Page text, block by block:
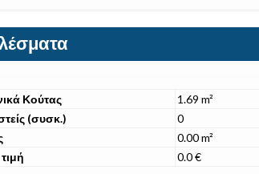
Κούτας
1.69 m²
(συσκ.)
0
0.00 m²
0.0 €